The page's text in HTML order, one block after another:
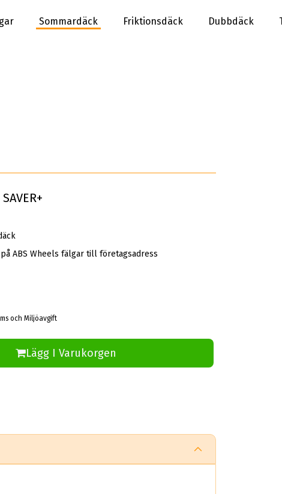
Sommardäck Friktionsdäck Dubbdäck
ABS Wheels fälgar till företagsadress
och Miljöavgift
Lägg I Varukorgen